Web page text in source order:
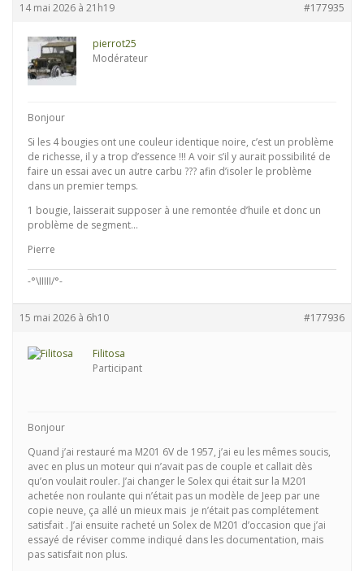
14 mai 2026 à 21h19 #177935
pierrot25
Modérateur
Bonjour
Si les 4 bougies ont une couleur identique noire, c’est un problème
de richesse, il y a trop d’essence !!! A voir s’il y aurait possibilité de
faire un essai avec un autre carbu ??? afin d’isoler le problème
dans un premier temps.
1 bougie, laisserait supposer à une remontée d’huile et donc un
problème de segment…
Pierre
-°\IIIII/°-
15 mai 2026 à 6h10 #177936
Filitosa
Participant
Bonjour
Quand j’ai restauré ma M201 6V de 1957, j’ai eu les mêmes soucis,
avec en plus un moteur qui n’avait pas de couple et callait dès
qu’on voulait rouler. J’ai changer le Solex qui était sur la M201
achetée non roulante qui n’était pas un modèle de Jeep par une
copie neuve, ça allé un mieux mais je n’était pas complétement
satisfait . J’ai ensuite racheté un Solex de M201 d’occasion que j’ai
essayé de réviser comme indiqué dans les documentation, mais
pas satisfait non plus.